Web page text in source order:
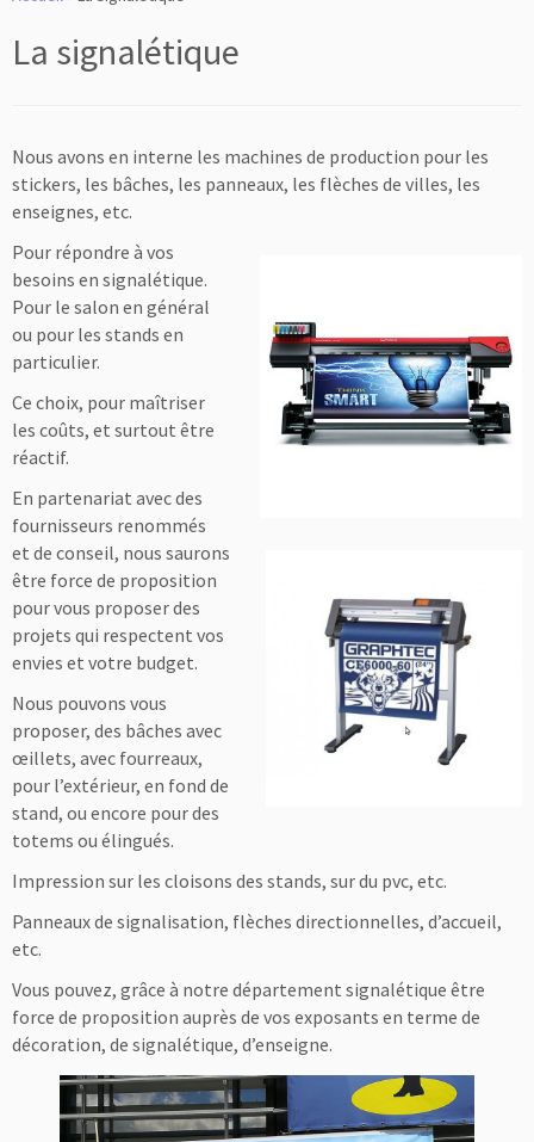
La signalétique
Nous avons en interne les machines de production pour les
stickers, les bâches, les panneaux, les flèches de villes, les
enseignes, etc.
Pour répondre à vos
besoins en signalétique.
Pour le salon en général
ou pour les stands en
particulier.
Ce choix, pour maîtriser
les coûts, et surtout être
réactif.
En partenariat avec des
fournisseurs renommés
et de conseil, nous saurons
être force de proposition
pour vous proposer des
projets qui respectent vos
envies et votre budget.
Nous pouvons vous
proposer, des bâches avec
œillets, avec fourreaux,
pour l’extérieur, en fond de
stand, ou encore pour des
totems ou élingués.
Impression sur les cloisons des stands, sur du pvc, etc.
Panneaux de signalisation, flèches directionnelles, d’accueil,
etc.
Vous pouvez, grâce à notre département signalétique être
force de proposition auprès de vos exposants en terme de
décoration, de signalétique, d’enseigne.